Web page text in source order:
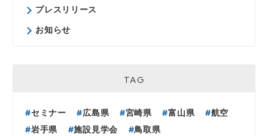
プレスリリース
お知らせ
TAG
セミナー 広島県 宮崎県 富山県
航空
岩手県
施設見学会 鳥取県